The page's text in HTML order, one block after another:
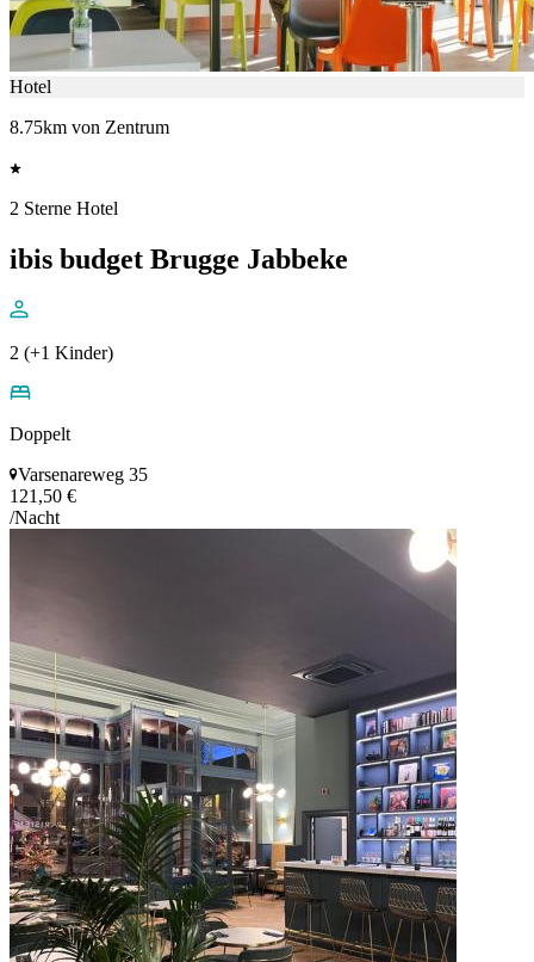
Hotel
8.75km von Zentrum
2 Sterne Hotel
ibis budget Brugge Jabbeke
2 (+1 Kinder)
Doppelt
Varsenareweg 35
121,50 €
/Nacht